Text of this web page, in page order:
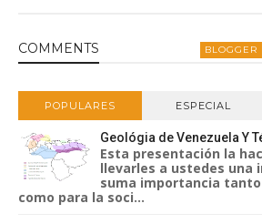
COMMENTS BLOGGER
POPULARES ESPECIAL
Geológia de Venezuela Y
Esta presentación la
llevarles a ustedes una
suma importancia
como para la soci...